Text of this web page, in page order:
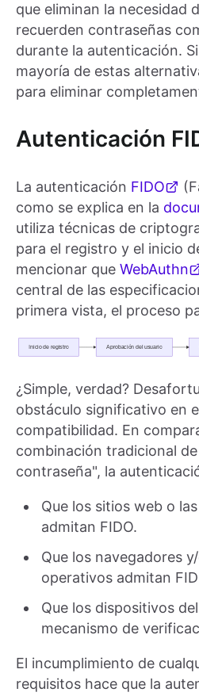
que eliminan la necesidad
recuerden contraseñas
durante la autenticación.
mayoría de estas
para eliminar
Autenticación
La autenticación FIDO
como se explica en la
utiliza técnicas de
para el registro y el inicio
mencionar que WebAuthn
central de las
primera vista, el proceso
¿Simple, verdad?
obstáculo significativo en
compatibilidad. En
combinación tradicional
contraseña", la
Que los sitios web o
admitan FIDO.
Que los navegadores
operativos admitan
Que los dispositivos
mecanismo de
El incumplimiento de
requisitos hace que la